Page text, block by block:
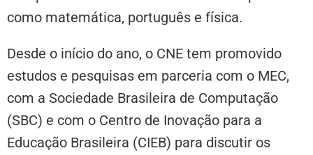
como matemática, português e física.
Desde o início do ano, o CNE tem promovido
estudos e pesquisas em parceria com o MEC,
com a Sociedade Brasileira de Computação
(SBC) e com o Centro de Inovação para a
Educação Brasileira (CIEB) para discutir os